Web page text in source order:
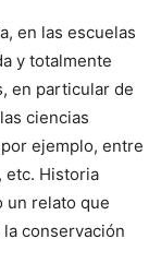
en las escuelas
y totalmente
en particular de
ciencias
ejemplo, entre
etc. Historia
un relato que
conservación